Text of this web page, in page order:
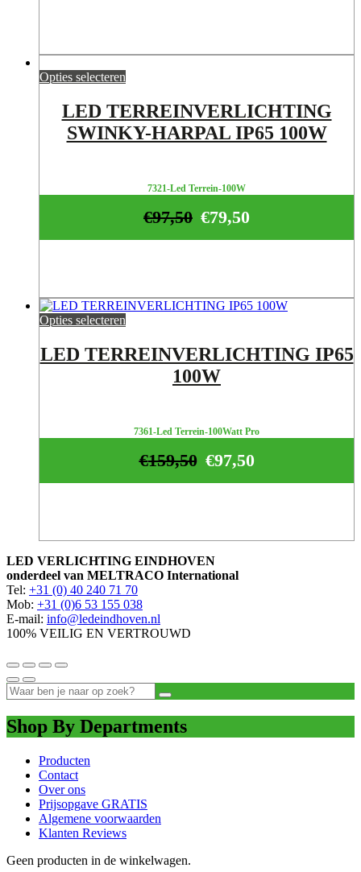
Opties selecteren
LED TERREINVERLICHTING
SWINKY-HARPAL IP65 100W
7321-Led Terrein-100W
€79,50
€97,50
Opties selecteren
LED TERREINVERLICHTING IP65
100W
7361-Led Terrein-100Watt Pro
€97,50
€159,50
LED VERLICHTING EINDHOVEN
onderdeel van MELTRACO International
Tel: +31 (0) 40 240 71 70
Mob: +31 (0)6 53 155 038
E-mail: info@ledeindhoven.nl
100% VEILIG EN VERTROUWD
Shop By Departments
Producten
Contact
Over ons
Prijsopgave GRATIS
Algemene voorwaarden
Klanten Reviews
Geen producten in de winkelwagen.